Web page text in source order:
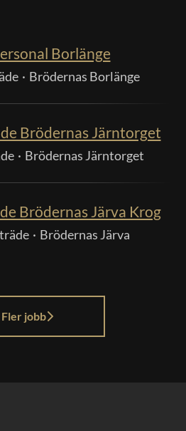
Borlänge
· Brödernas Borlänge
Brödernas Järntorget
· Brödernas Järntorget
Brödernas Järva Krog
· Brödernas Järva
Fler jobb